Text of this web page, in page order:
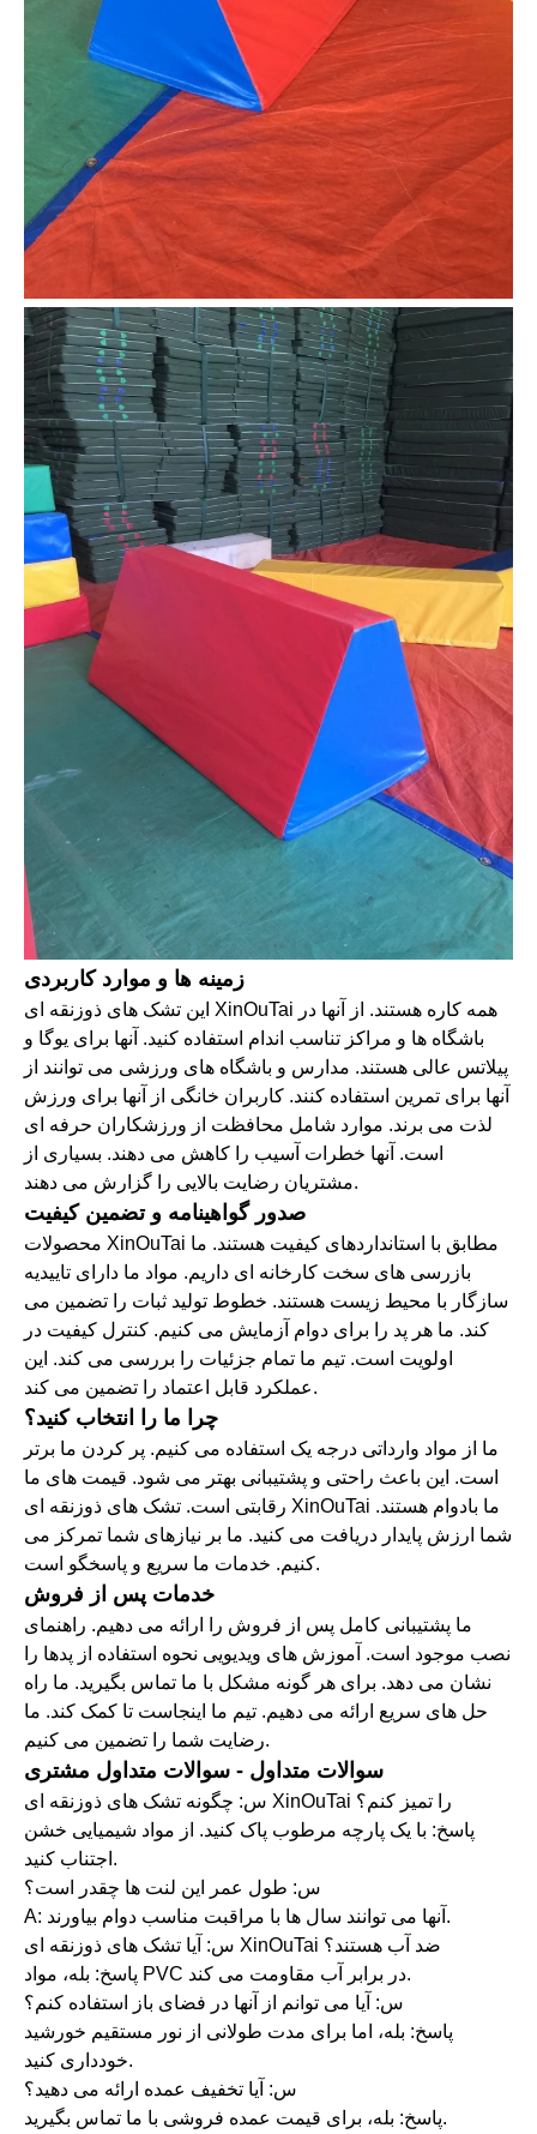
زمینه ها و موارد کاربردی
این تشک های ذوزنقه ای XinOuTai همه کاره هستند. از آنها در
باشگاه ها و مراکز تناسب اندام استفاده کنید. آنها برای یوگا و
پیلاتس عالی هستند. مدارس و باشگاه های ورزشی می توانند از
آنها برای تمرین استفاده کنند. کاربران خانگی از آنها برای ورزش
لذت می برند. موارد شامل محافظت از ورزشکاران حرفه ای
است. آنها خطرات آسیب را کاهش می دهند. بسیاری از
مشتریان رضایت بالایی را گزارش می دهند.
صدور گواهینامه و تضمین کیفیت
محصولات XinOuTai مطابق با استانداردهای کیفیت هستند. ما
بازرسی های سخت کارخانه ای داریم. مواد ما دارای تاییدیه
سازگار با محیط زیست هستند. خطوط تولید ثبات را تضمین می
کند. ما هر پد را برای دوام آزمایش می کنیم. کنترل کیفیت در
اولویت است. تیم ما تمام جزئیات را بررسی می کند. این
عملکرد قابل اعتماد را تضمین می کند.
چرا ما را انتخاب کنید؟
ما از مواد وارداتی درجه یک استفاده می کنیم. پر کردن ما برتر
است. این باعث راحتی و پشتیبانی بهتر می شود. قیمت های ما
رقابتی است. تشک های ذوزنقه ای XinOuTai ما بادوام هستند.
شما ارزش پایدار دریافت می کنید. ما بر نیازهای شما تمرکز می
کنیم. خدمات ما سریع و پاسخگو است.
خدمات پس از فروش
ما پشتیبانی کامل پس از فروش را ارائه می دهیم. راهنمای
نصب موجود است. آموزش های ویدیویی نحوه استفاده از پدها را
نشان می دهد. برای هر گونه مشکل با ما تماس بگیرید. ما راه
حل های سریع ارائه می دهیم. تیم ما اینجاست تا کمک کند. ما
رضایت شما را تضمین می کنیم.
سوالات متداول - سوالات متداول مشتری
س: چگونه تشک های ذوزنقه ای XinOuTai را تمیز کنم؟
پاسخ: با یک پارچه مرطوب پاک کنید. از مواد شیمیایی خشن
اجتناب کنید.
س: طول عمر این لنت ها چقدر است؟
A: آنها می توانند سال ها با مراقبت مناسب دوام بیاورند.
س: آیا تشک های ذوزنقه ای XinOuTai ضد آب هستند؟
پاسخ: بله، مواد PVC در برابر آب مقاومت می کند.
س: آیا می توانم از آنها در فضای باز استفاده کنم؟
پاسخ: بله، اما برای مدت طولانی از نور مستقیم خورشید
خودداری کنید.
س: آیا تخفیف عمده ارائه می دهید؟
پاسخ: بله، برای قیمت عمده فروشی با ما تماس بگیرید.